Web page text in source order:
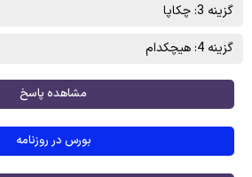
گزینه 3: چکاپا
گزینه 4: هیچکدام
مشاهده پاسخ
بورس در روزنامه